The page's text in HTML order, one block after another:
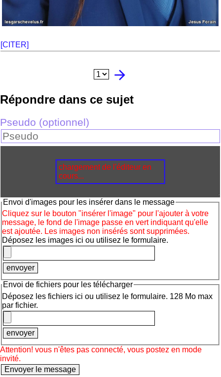
[CITER]
arrow_forward
Répondre dans ce sujet
Pseudo (optionnel)
chargement de l'éditeur en
cours...
Envoi d'images pour les insérer dans le message
Cliquez sur le bouton "insérer l'image" pour l'ajouter à votre
message, le fond de l'image passe en vert indiquant qu'elle
est ajoutée. Les images non insérés sont supprimées.
Déposez les images ici ou utilisez le formulaire.
Envoi de fichiers pour les télécharger
Déposez les fichiers ici ou utilisez le formulaire. 128 Mo max
par fichier.
Attention! vous n'êtes pas connecté, vous postez en mode
invité.